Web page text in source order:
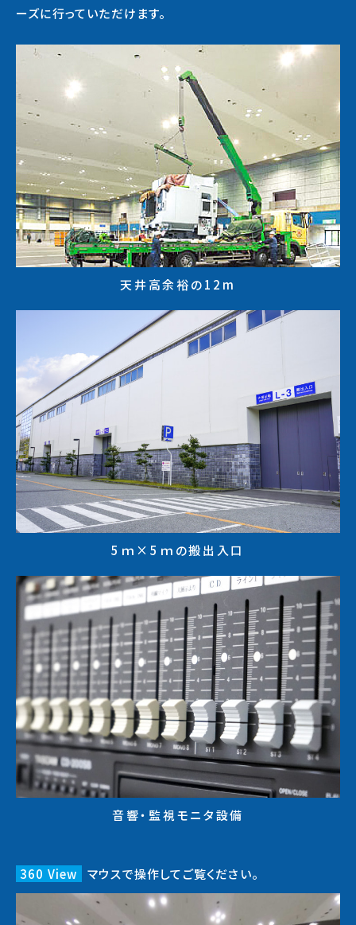
ーズに行っていただけます。
天井高余裕の12m
5ｍ×5ｍの搬出入口
音響・監視モニタ設備
360 View マウスで操作してご覧ください。